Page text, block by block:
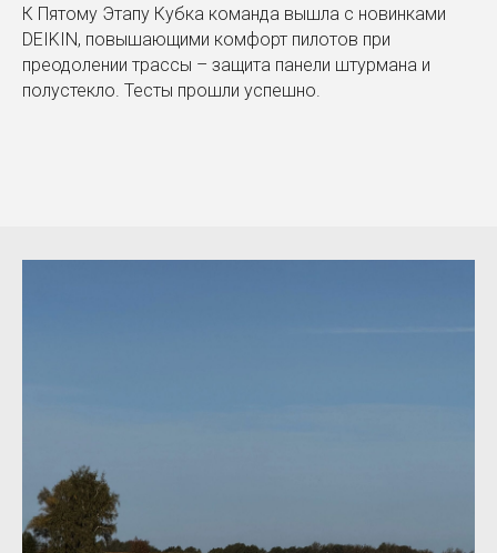
К Пятому Этапу Кубка команда вышла с новинками
DEIKIN, повышающими комфорт пилотов при
преодолении трассы – защита панели штурмана и
полустекло. Тесты прошли успешно.